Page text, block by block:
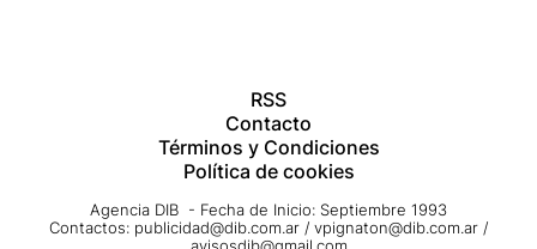
RSS
Contacto
Términos y Condiciones
Política de cookies
Agencia DIB - Fecha de Inicio: Septiembre 1993
Contactos: publicidad@dib.com.ar / vpignaton@dib.com.ar /